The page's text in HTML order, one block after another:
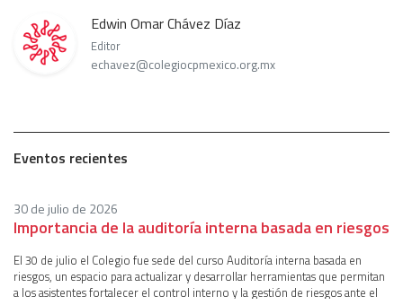
Edwin Omar Chávez Díaz
Editor
echavez@colegiocpmexico.org.mx
Eventos recientes
30 de julio de 2026
Importancia de la auditoría interna basada en riesgos
El 30 de julio el Colegio fue sede del curso Auditoría interna basada en
riesgos, un espacio para actualizar y desarrollar herramientas que permitan
a los asistentes fortalecer el control interno y la gestión de riesgos ante el